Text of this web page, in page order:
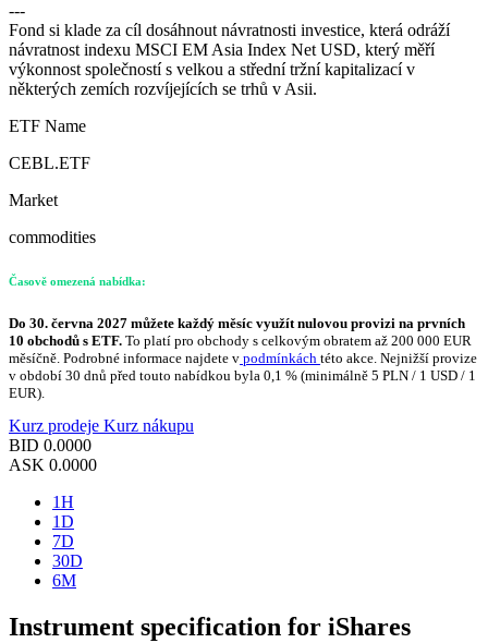
---
Fond si klade za cíl dosáhnout návratnosti investice, která odráží
návratnost indexu MSCI EM Asia Index Net USD, který měří
výkonnost společností s velkou a střední tržní kapitalizací v
některých zemích rozvíjejících se trhů v Asii.
ETF Name
CEBL.ETF
Market
commodities
Časově omezená nabídka:
Do 30. června 2027 můžete každý měsíc využít nulovou provizi na prvních
10 obchodů s ETF. To platí pro obchody s celkovým obratem až 200 000 EUR
měsíčně. Podrobné informace najdete v podmínkách této akce. Nejnižší provize
v období 30 dnů před touto nabídkou byla 0,1 % (minimálně 5 PLN / 1 USD / 1
EUR).
Kurz prodeje Kurz nákupu
BID 0.0000
ASK 0.0000
1H
1D
7D
30D
6M
Instrument specification for iShares